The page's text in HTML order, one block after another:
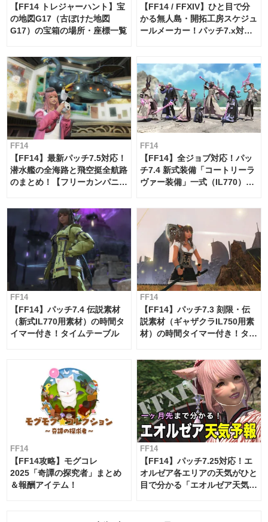
【FF14 トレジャーハント】宝
の地図G17（古ぼけた地図
G17）の宝箱の場所・座標一覧
【FF14 / FFXIV】ひと目で分
かる無人島・開拓工房スケジュ
ールメーカー！パッチ7.x対応
FF14
【FF14】最新パッチ7.5対応！
潜水艦の全海路と飛空挺全航路
のまとめ！【フリーカンパニ
FF14
【FF14】全ジョブ対応！パッ
チ7.4 新式装備「コートリーラ
ヴァー装備」一式（IL770）の
FF14
【FF14】パッチ7.4 伝説素材
（新式IL770用素材）の時間タ
イマー付き！タイムテーブル
FF14
【FF14】パッチ7.3 刻限・伝
説素材（ギャザクラIL750用素
材）の時間タイマー付き！タイ
FF14
【FF14攻略】モグコレ
2025「奇譚の探究者」まとめ
＆報酬アイテム！
FF14
【FF14】パッチ7.25対応！エ
オルゼア各エリアの天気がひと
目で分かる「エオルゼア天気予